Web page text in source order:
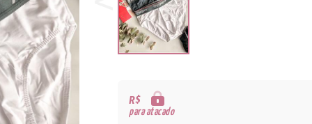
R$
para atacado